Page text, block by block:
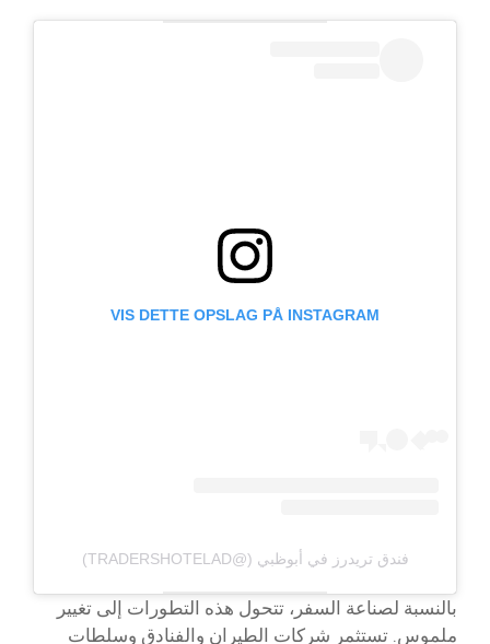
VIS DETTE OPSLAG PÅ INSTAGRAM
فندق تريدرز في أبوظبي (@TRADERSHOTELAD)
بالنسبة لصناعة السفر، تتحول هذه التطورات إلى تغيير
ملموس. تستثمر شركات الطيران والفنادق وسلطات